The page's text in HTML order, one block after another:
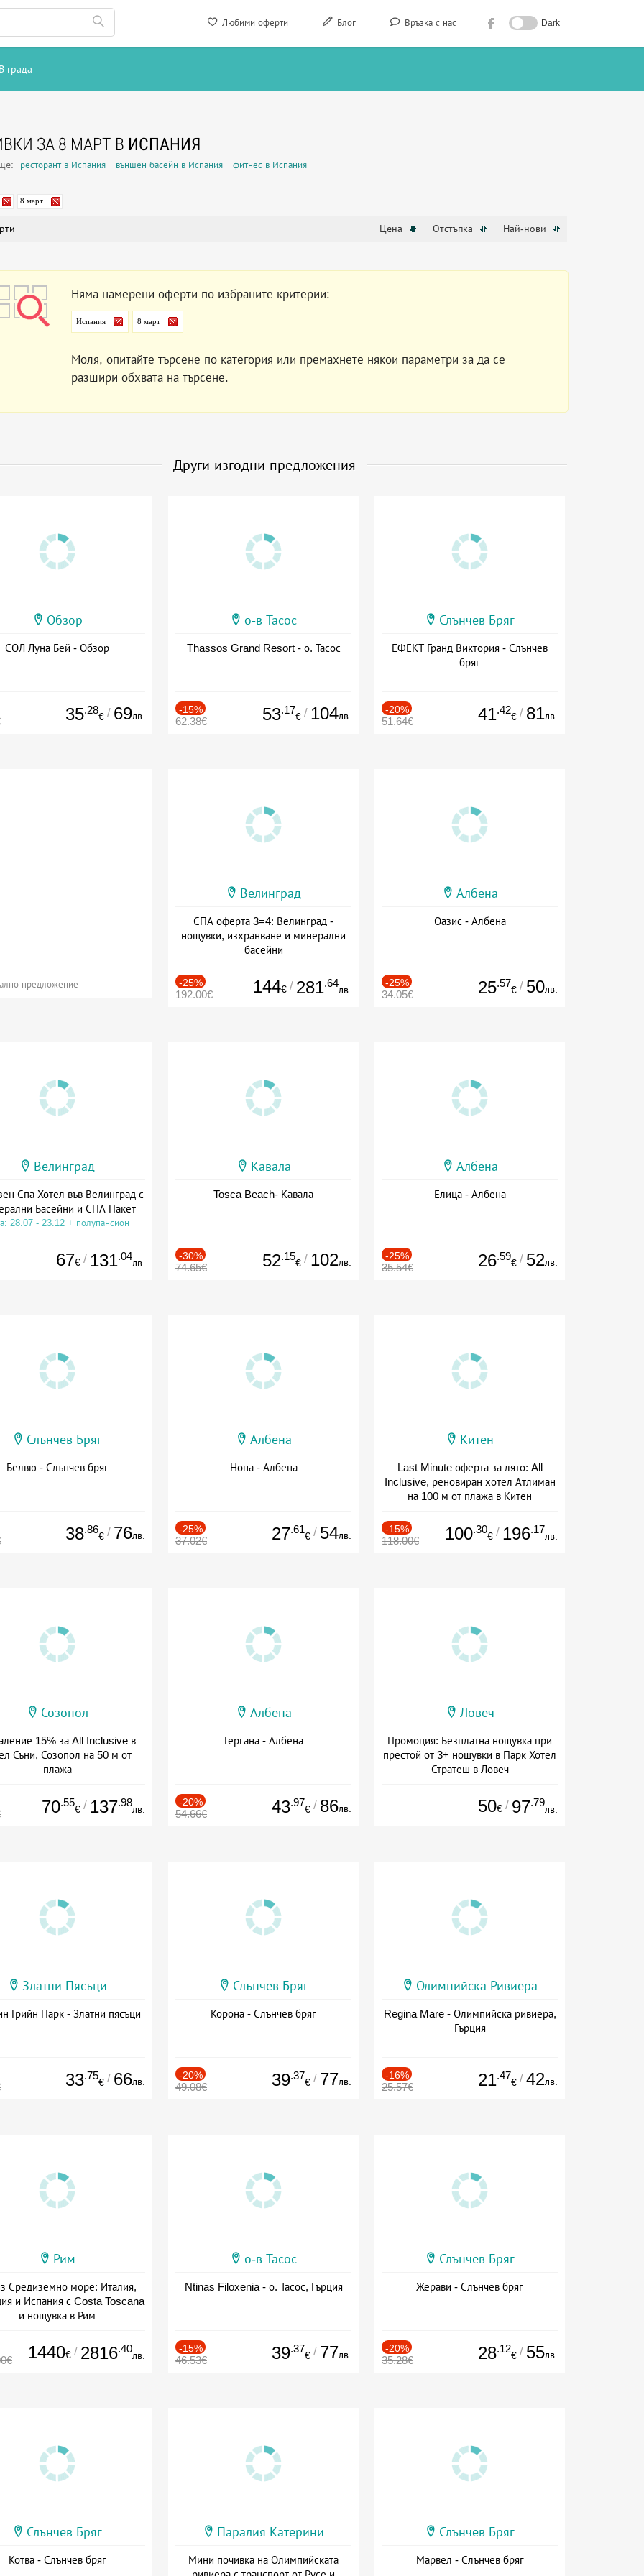
Любими оферти Блог Връзка с нас Dark
В града
ЗА 8 МАРТ В ИСПАНИЯ
ресторант в Испания външен басейн в Испания фитнес в Испания
8 март
Цена Отстъпка Най-нови
Няма намерени оферти по избраните критерии:
Испания 8 март
Моля, опитайте търсене по категория или премахнете някои параметри за да се
разшири обхвата на търсене.
Други изгодни предложения
Обзор
СОЛ Луна Бей - Обзор
35.28
€ / 69лв.
о-в Тасос
Thassos Grand Resort - о. Тасос
-15%
62.38€ 53.17
€ / 104лв.
Слънчев Бряг
ЕФЕКТ Гранд Виктория - Слънчев
бряг
-20%
51.64€ 41.42
€ / 81лв.
предложение
Велинград
СПА оферта 3=4: Велинград -
нощувки, изхранване и минерални
басейни
-25%
192.00€ 144€ / 281.64
лв.
Албена
Оазис - Албена
-25%
34.05€ 25.57
€ / 50лв.
Велинград
Спа Хотел във Велинград с
Басейни и СПА Пакет
28.07 - 23.12 + полупансион
67€ / 131.04
лв.
Кавала
Tosca Beach- Кавала
-30%
74.65€ 52.15
€ / 102лв.
Албена
Елица - Албена
-25%
35.54€ 26.59
€ / 52лв.
Слънчев Бряг
Белвю - Слънчев бряг
38.86
€ / 76лв.
Албена
Нона - Албена
-25%
37.02€ 27.61
€ / 54лв.
Китен
Last Minute оферта за лято: All
Inclusive, реновиран хотел Атлиман
на 100 м от плажа в Китен
-15%
118.00€ 100.30
€ / 196.17
лв.
Созопол
15% за All Inclusive в
Съни, Созопол на 50 м от
плажа
70.55
€ / 137.98
лв.
Албена
Гергана - Албена
-20%
54.66€ 43.97
€ / 86лв.
Ловеч
Промоция: Безплатна нощувка при
престой от 3+ нощувки в Парк Хотел
Стратеш в Ловеч
50€ / 97.79
лв.
Златни Пясъци
Грийн Парк - Златни пясъци
33.75
€ / 66лв.
Слънчев Бряг
Корона - Слънчев бряг
-20%
49.08€ 39.37
€ / 77лв.
Олимпийска Ривиера
Regina Mare - Олимпийска ривиера,
Гърция
-16%
25.57€ 21.47
€ / 42лв.
Рим
Средиземно море: Италия,
и Испания с Costa Toscana
и нощувка в Рим
1440€ / 2816.40
лв.
о-в Тасос
Ntinas Filoxenia - о. Тасос, Гърция
-15%
46.53€ 39.37
€ / 77лв.
Слънчев Бряг
Жерави - Слънчев бряг
-20%
35.28€ 28.12
€ / 55лв.
Слънчев Бряг
Котва - Слънчев бряг
Паралия Катерини
Мини почивка на Олимпийската
Слънчев Бряг
Марвел - Слънчев бряг